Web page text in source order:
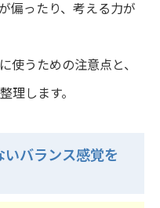
偏ったり、考える力が
使うための注意点と、
理します。
いバランス感覚を